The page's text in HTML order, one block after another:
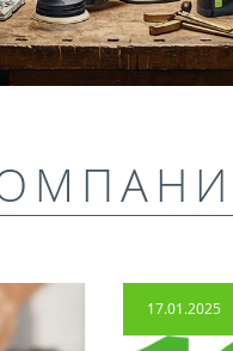
17.01.2025